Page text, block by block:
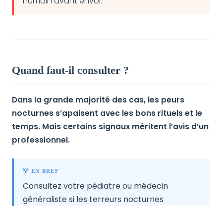
Quand faut-il consulter ?
Dans la grande majorité des cas, les peurs
nocturnes s’apaisent avec les bons rituels et le
temps. Mais certains signaux méritent l’avis d’un
professionnel.
💡 EN BREF
Consultez votre pédiatre ou médecin
généraliste si les terreurs nocturnes